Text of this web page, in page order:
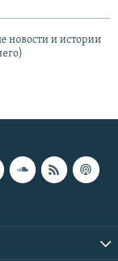
новости и истории